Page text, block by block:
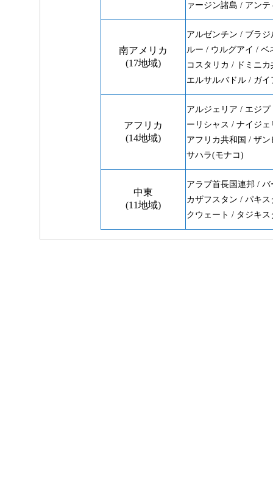
ァージン諸島 / アン
南アメリカ
(17地域)
アルゼンチン / ブラ
ルー / ウルグアイ / ベ
コスタリカ / ドミニ
エルサルバドル / ガ
アフリカ
(14地域)
アルジェリア / エジ
ーリシャス / ナイジ
アフリカ共和国 / ザ
サハラ(モナコ)
中東
(11地域)
アラブ首長国連邦 /
カザフスタン / パキ
クウェート / タジキ